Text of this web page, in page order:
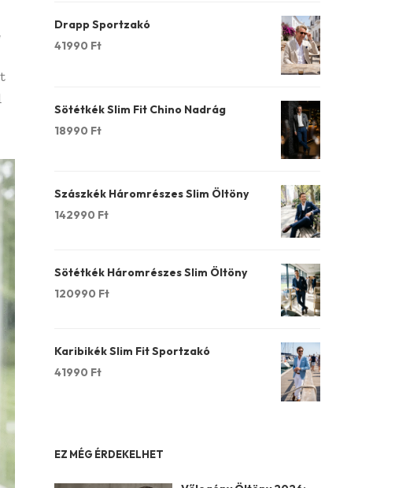
Drapp Sportzakó
41990 Ft
Sötétkék Slim Fit Chino Nadrág
18990 Ft
Szászkék Háromrészes Slim Öltöny
142990 Ft
Sötétkék Háromrészes Slim Öltöny
120990 Ft
Karibikék Slim Fit Sportzakó
41990 Ft
EZ MÉG ÉRDEKELHET